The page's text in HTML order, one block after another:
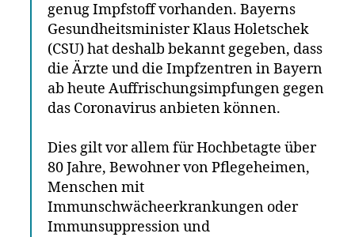
genug Impfstoff vorhanden. Bayerns
Gesundheitsminister Klaus Holetschek
(CSU) hat deshalb bekannt gegeben, dass
die Ärzte und die Impfzentren in Bayern
ab heute Auffrischungsimpfungen gegen
das Coronavirus anbieten können.
Dies gilt vor allem für Hochbetagte über
80 Jahre, Bewohner von Pflegeheimen,
Menschen mit
Immunschwächeerkrankungen oder
Immunsuppression und